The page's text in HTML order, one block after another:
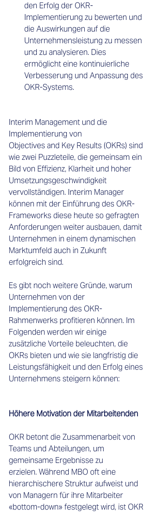
den Erfolg der OKR-
Implementierung zu bewerten und
die Auswirkungen auf die
Unternehmensleistung zu messen
und zu analysieren. Dies
ermöglicht eine kontinuierliche
Verbesserung und Anpassung des
OKR-Systems.
Interim Management und die
Implementierung von
Objectives and Key Results (OKRs) sind
wie zwei Puzzleteile, die gemeinsam ein
Bild von Effizienz, Klarheit und hoher
Umsetzungsgeschwindigkeit
vervollständigen. Interim Manager
können mit der Einführung des OKR-
Frameworks diese heute so gefragten
Anforderungen weiter ausbauen, damit
Unternehmen in einem dynamischen
Marktumfeld auch in Zukunft
erfolgreich sind.
Es gibt noch weitere Gründe, warum
Unternehmen von der
Implementierung des OKR-
Rahmenwerks profitieren können. Im
Folgenden werden wir einige
zusätzliche Vorteile beleuchten, die
OKRs bieten und wie sie langfristig die
Leistungsfähigkeit und den Erfolg eines
Unternehmens steigern können:
Höhere Motivation der Mitarbeitenden
OKR betont die Zusammenarbeit von
Teams und Abteilungen, um
gemeinsame Ergebnisse zu
erzielen. Während MBO oft eine
hierarchischere Struktur aufweist und
von Managern für ihre Mitarbeiter
«bottom-down» festgelegt wird, ist OKR